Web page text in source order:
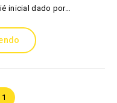
inicial dado por…